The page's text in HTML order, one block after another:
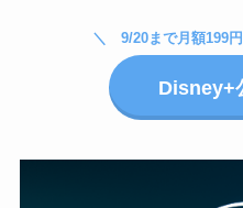
9/20まで月額199
Disney+